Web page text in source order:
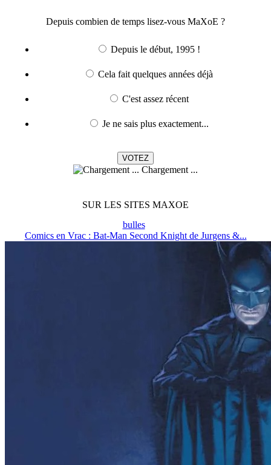
Depuis combien de temps lisez-vous MaXoE ?
Depuis le début, 1995 !
Cela fait quelques années déjà
C'est assez récent
Je ne sais plus exactement...
Chargement ...
SUR LES SITES MAXOE
bulles
Comics en Vrac : Bat-Man Second Knight de Jurgens &...